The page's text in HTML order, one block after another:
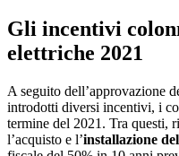
Gli incentivi
elettriche 2021
A seguito dell’approvazione
introdotti diversi incentivi, i
termine del 2021. Tra questi,
l’acquisto e l’installazione